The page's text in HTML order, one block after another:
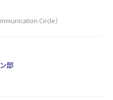
Circle）
部